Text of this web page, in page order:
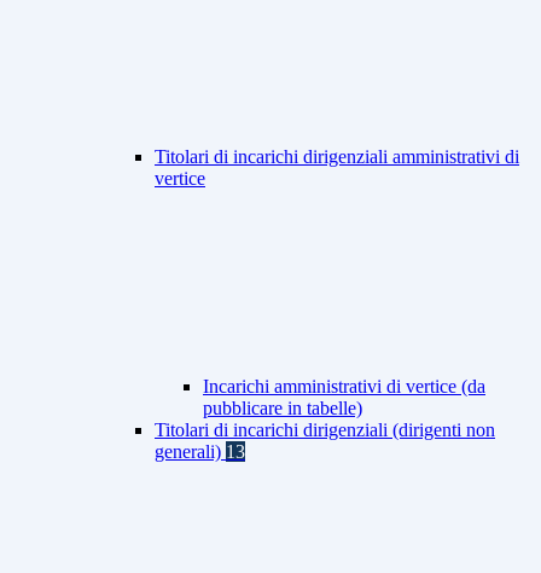
Titolari di incarichi dirigenziali amministrativi di
vertice
Incarichi amministrativi di vertice (da
pubblicare in tabelle)
Titolari di incarichi dirigenziali (dirigenti non
generali) 13